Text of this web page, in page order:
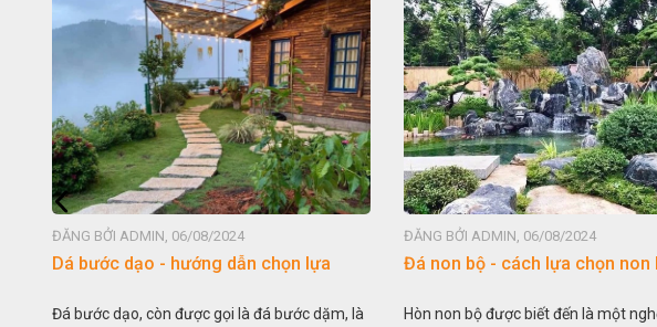
ĐĂNG BỞI ADMIN, 06/08/2024
Dá bước dạo - hướng dẫn chọn lựa
Đá bước dạo, còn được gọi là đá bước dặm, là
ĐĂNG BỞI ADMIN, 06/08/2024
Đá non bộ - cách lựa chọn non
Hòn non bộ được biết đến là một